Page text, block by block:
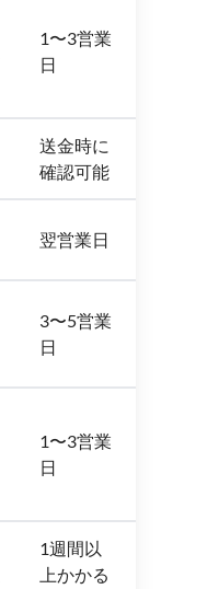
1〜3営業
日
送金時に
確認可能
翌営業日
3〜5営業
日
1〜3営業
日
1週間以
上かかる